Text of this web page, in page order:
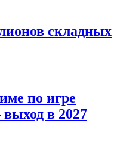
складных
по игре
в 2027